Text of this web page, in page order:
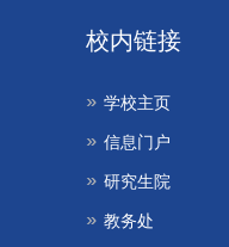
校内链接
学校主页
信息门户
研究生院
教务处